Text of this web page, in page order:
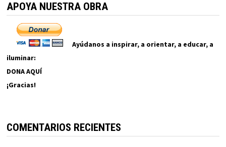
APOYA NUESTRA OBRA
Ayúdanos a inspirar, a orientar, a educar, a
iluminar:
DONA AQUÍ
¡Gracias!
COMENTARIOS RECIENTES